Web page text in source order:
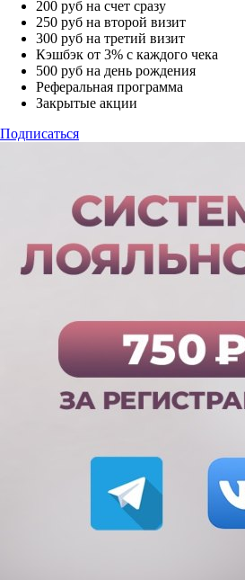
200 руб на счет сразу
250 руб на второй визит
300 руб на третий визит
Кэшбэк от 3% с каждого чека
500 руб на день рождения
Реферальная программа
Закрытые акции
Подписаться